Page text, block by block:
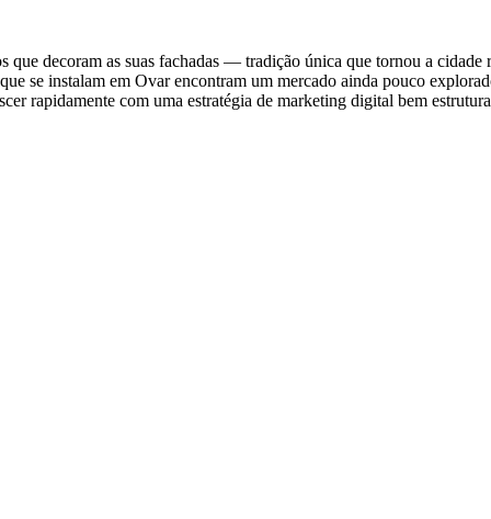
decoram as suas fachadas — tradição única que tornou a
se instalam em Ovar encontram um mercado ainda pouco
rapidamente com uma estratégia de marketing digital bem